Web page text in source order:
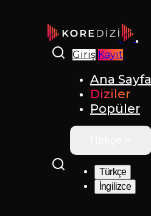
Giriş Kayıt
Ana Sayfa
Diziler
Popüler
Türkçe
İngilizce